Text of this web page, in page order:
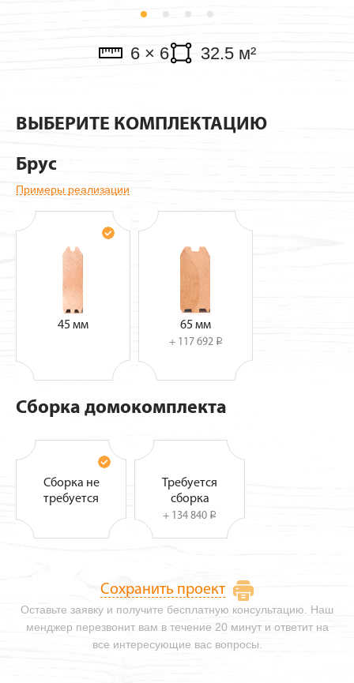
6 × 6 32.5 м²
ВЫБЕРИТЕ КОМПЛЕКТАЦИЮ
Брус
Примеры реализации
45 мм 65 мм
+ 117 692 i
Сборка домокомплекта
Сборка не
требуется
Требуется
сборка
+ 134 840 i
Оставьте заявку и получите бесплатную консультацию. Наш
менджер перезвонит вам в течение 20 минут и ответит на
все интересующие вас вопросы.
Сохранить проект